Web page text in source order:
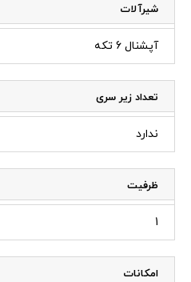
شیرآلات
آپشنال 6 تکه
تعداد زیر سری
ندارد
ظرفیت
1
امکانات